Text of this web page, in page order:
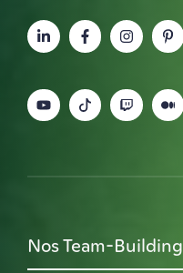
Nos Team-Building